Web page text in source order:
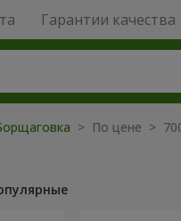
Гарантии качества
> По цене >